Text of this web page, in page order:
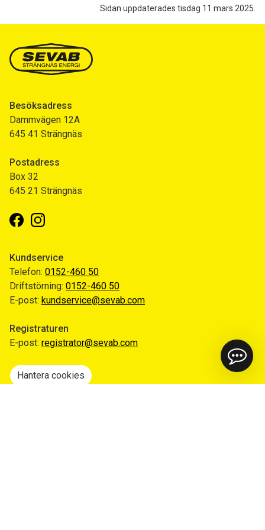
Sidan uppdaterades tisdag 11 mars 2025.
Besöksadress
Dammvägen 12A
645 41 Strängnäs
Postadress
Box 32
645 21 Strängnäs
FacebookInstagram
Kundservice
Telefon: 0152-460 50
Driftstörning: 0152-460 50
E-post: kundservice@sevab.com
Registraturen
E-post: registrator@sevab.com
Hantera cookies